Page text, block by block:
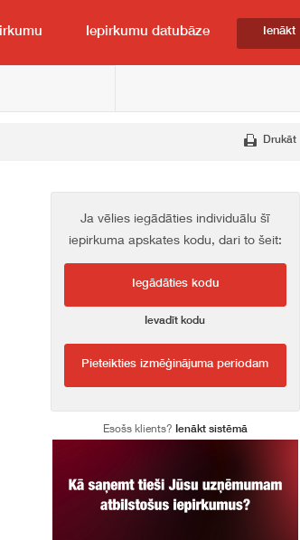
Iepirkumu datubāze Ienākt
Drukāt
Ja vēlies iegādāties individuālu šī
iepirkuma apskates kodu, dari to šeit:
Iegādāties kodu
Ievadīt kodu
Pieteikties izmēģinājuma periodam
Esošs klients? Ienākt sistēmā